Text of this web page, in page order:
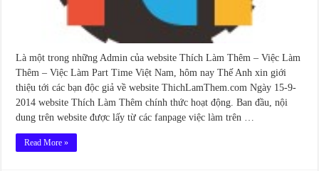
Là một trong những Admin của website Thích Làm Thêm – Việc Làm
Thêm – Việc Làm Part Time Việt Nam, hôm nay Thế Anh xin giới
thiệu tới các bạn độc giả về website ThichLamThem.com Ngày 15-9-
2014 website Thích Làm Thêm chính thức hoạt động. Ban đầu, nội
dung trên website được lấy từ các fanpage việc làm trên …
Read More »